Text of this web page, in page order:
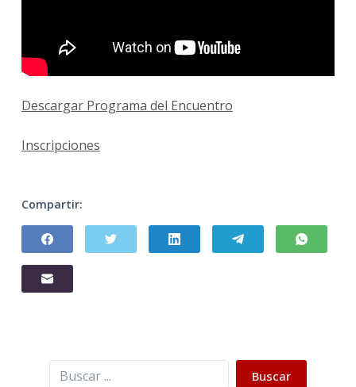
Descargar Programa del Encuentro
Inscripciones
Compartir:
Buscar Buscar